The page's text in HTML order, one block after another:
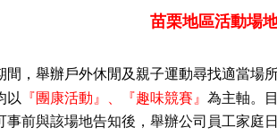
苗栗地區活動場
間，舉辦戶外休閒及親子運動尋找適當場
以
『團康活動』、『趣味競賽』 為主軸。
前與該場地告知後，舉辦公司員工家